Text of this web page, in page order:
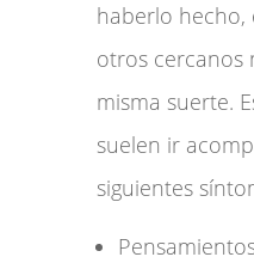
haberlo hecho,
otros cercanos
misma suerte.
suelen ir
siguientes